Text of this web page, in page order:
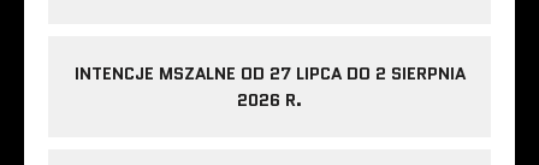
INTENCJE MSZALNE OD 27 LIPCA DO 2 SIERPNIA
2026 R.